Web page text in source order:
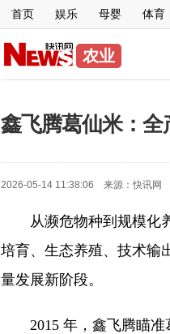
首页 娱乐 母婴 体育
农业
鑫飞腾葛仙米：
2026-05-14 11:38:06 来源：快讯网
从濒危物种到规模化
培育、生态养殖、技术输
量发展新阶段。
2015 年，鑫飞腾瞄